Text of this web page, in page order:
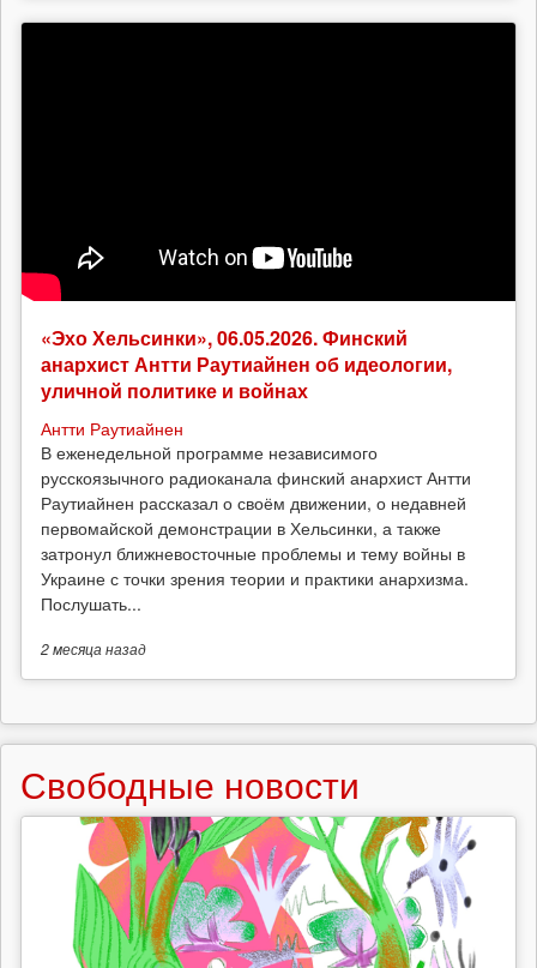
«Эхо Хельсинки», 06.05.2026. Финский
анархист Антти Раутиайнен об идеологии,
уличной политике и войнах
Антти Раутиайнен
В еженедельной программе независимого
русскоязычного радиоканала финский анархист Антти
Раутиайнен рассказал о своём движении, о недавней
первомайской демонстрации в Хельсинки, а также
затронул ближневосточные проблемы и тему войны в
Украине с точки зрения теории и практики анархизма.
Послушать...
2 месяца назад
Свободные новости